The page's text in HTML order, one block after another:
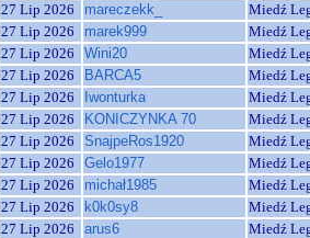
27 Lip 2026
mareczekk_
Miedź
27 Lip 2026
marek999
Miedź
27 Lip 2026
Wini20
Miedź
27 Lip 2026
BARCA5
Miedź
27 Lip 2026
Iwonturka
Miedź
27 Lip 2026
KONICZYNKA 70
Miedź
27 Lip 2026
SnajpeRos1920
Miedź
27 Lip 2026
Gelo1977
Miedź
27 Lip 2026
michał1985
Miedź
27 Lip 2026
k0k0sy8
Miedź
27 Lip 2026
arus6
Miedź